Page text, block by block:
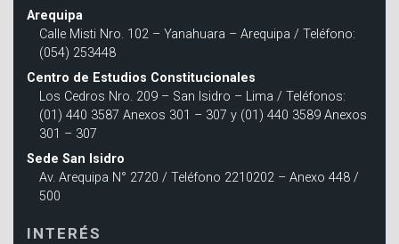
Arequipa
Calle Misti Nro. 102 – Yanahuara – Arequipa / Teléfono:
(054) 253448
Centro de Estudios Constitucionales
Los Cedros Nro. 209 – San Isidro – Lima / Teléfonos:
(01) 440 3587 Anexos 301 – 307 y (01) 440 3589 Anexos
301 – 307
Sede San Isidro
Av. Arequipa N° 2720 / Teléfono 2210202 – Anexo 448 /
500
INTERÉS